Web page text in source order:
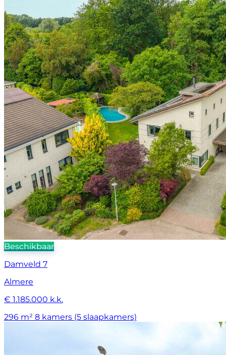
Beschikbaar
Damveld 7
Almere
€ 1.185.000 k.k.
296 m² 8 kamers (5 slaapkamers)